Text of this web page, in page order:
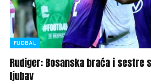
FUDBAL
Rudiger: Bosanska braća i sestre
ljubav